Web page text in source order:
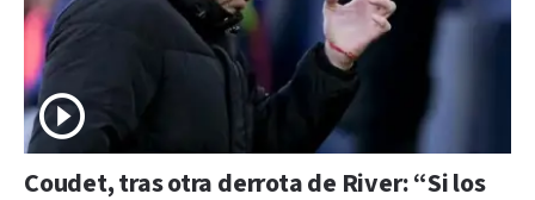
Coudet, tras otra derrota de River: “Si los